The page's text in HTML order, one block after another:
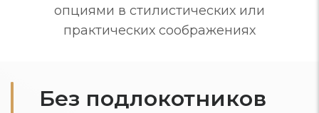
опциями в стилистических или
практических соображениях
Без подлокотников